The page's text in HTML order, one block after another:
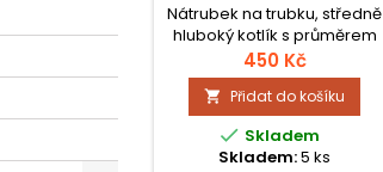
Nátrubek na trubku, středně
hluboký kotlík s průměrem
16,6 mm.
450 Kč
 Přidat do košíku
 Skladem
Skladem:5 ks